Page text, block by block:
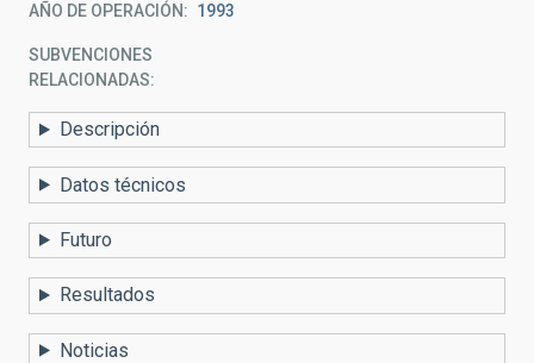
AÑO DE OPERACIÓN 1993
SUBVENCIONES
RELACIONADAS:
Descripción
Datos técnicos
Futuro
Resultados
Noticias